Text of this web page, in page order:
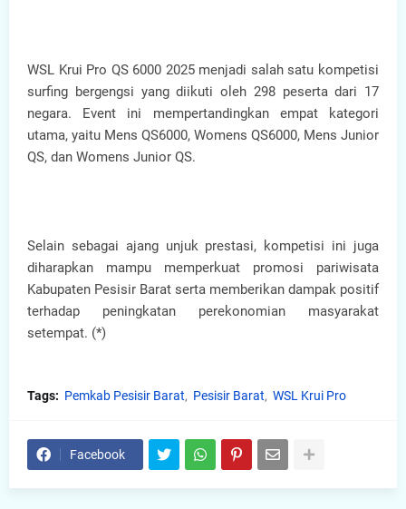
WSL Krui Pro QS 6000 2025 menjadi salah satu kompetisi
surfing bergengsi yang diikuti oleh 298 peserta dari 17
negara. Event ini mempertandingkan empat kategori
utama, yaitu Mens QS6000, Womens QS6000, Mens Junior
QS, dan Womens Junior QS.
Selain sebagai ajang unjuk prestasi, kompetisi ini juga
diharapkan mampu memperkuat promosi pariwisata
Kabupaten Pesisir Barat serta memberikan dampak positif
terhadap peningkatan perekonomian masyarakat
setempat. (*)
Tags: Pemkab Pesisir Barat Pesisir Barat WSL Krui Pro
Facebook